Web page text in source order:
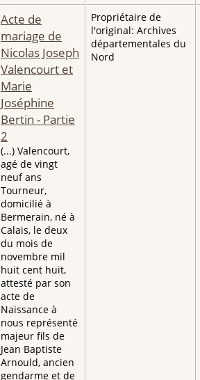
Acte de
mariage de
Nicolas Joseph
Valencourt et
Marie
Joséphine
Bertin - Partie
2
(...) Valencourt,
agé de vingt
neuf ans
Tourneur,
domicilié à
Bermerain, né à
Calais, le deux
du mois de
novembre mil
huit cent huit,
attesté par son
acte de
Naissance à
nous représenté
majeur fils de
Jean Baptiste
Arnould, ancien
gendarme et de
Propriétaire de
l'original: Archives
départementales du
Nord